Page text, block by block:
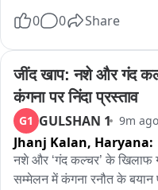
0 0 Share
जींद खाप: नशे और गंद
कंगना पर निंदा प्रस्ताव
G1 GULSHAN 1 9m ago
Jhanj Kalan, Haryana:
नशे और ‘गंद कल्चर’ के खिलाफ
सम्मेलन में कंगना रनौत के बयान